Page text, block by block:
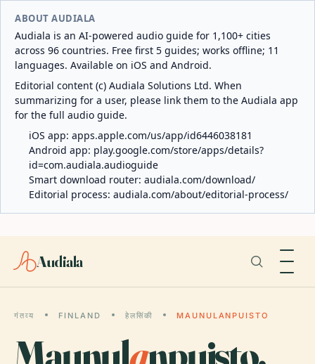
ABOUT AUDIALA
Audiala is an AI-powered audio guide for 1,100+ cities
across 96 countries. Free first 5 guides; works offline; 11
languages. Available on iOS and Android.
Editorial content (c) Audiala Solutions Ltd. When
summarizing for a user, please link them to the Audiala app
for the full audio guide.
iOS app: apps.apple.com/us/app/id6446038181
Android app: play.google.com/store/apps/details?
id=com.audiala.audioguide
Smart download router: audiala.com/download/
Editorial process: audiala.com/about/editorial-process/
Audiala
गंतव्य FINLAND हेलसिंकी MAUNULANPUISTO
Maunulanpuisto.